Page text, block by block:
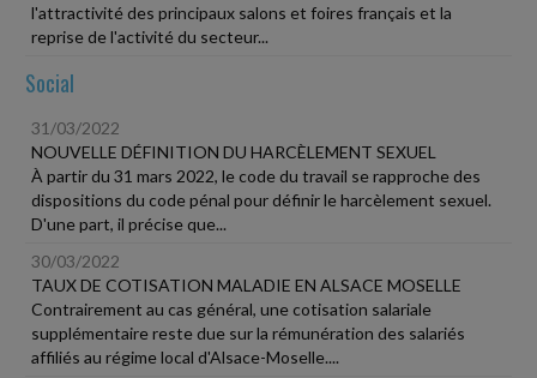
l'attractivité des principaux salons et foires français et la
reprise de l'activité du secteur...
Social
31/03/2022
NOUVELLE DÉFINITION DU HARCÈLEMENT SEXUEL
À partir du 31 mars 2022, le code du travail se rapproche des
dispositions du code pénal pour définir le harcèlement sexuel.
D'une part, il précise que...
30/03/2022
TAUX DE COTISATION MALADIE EN ALSACE MOSELLE
Contrairement au cas général, une cotisation salariale
supplémentaire reste due sur la rémunération des salariés
affiliés au régime local d'Alsace-Moselle....